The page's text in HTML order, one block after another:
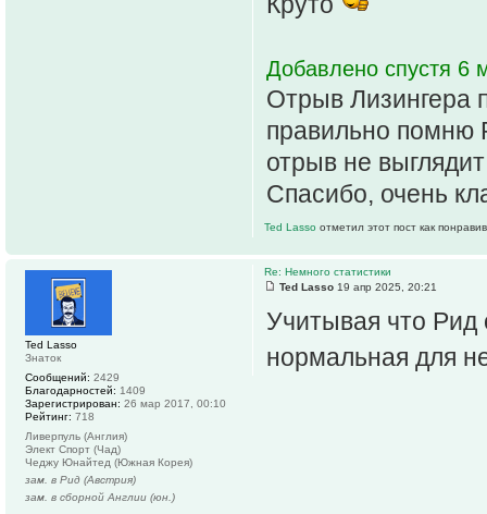
Добавлено спустя 6
Отрыв Лизингера
правильно помню
отрыв не
Спасибо, очень
Ted Lasso отметил этот пост как
Re: Немного статистики
Ted Lasso 19 апр 2025, 20:21
Учитывая что Рид
нормальная для
Ted Lasso
Знаток
Сообщений: 2429
Благодарностей: 1409
Зарегистрирован: 26 мар 2017, 00:10
Рейтинг: 718
Ливерпуль (Англия)
Элект Спорт (Чад)
Чеджу Юнайтед (Южная Корея)
зам. в Рид (Австрия)
зам. в сборной Англии (юн.)